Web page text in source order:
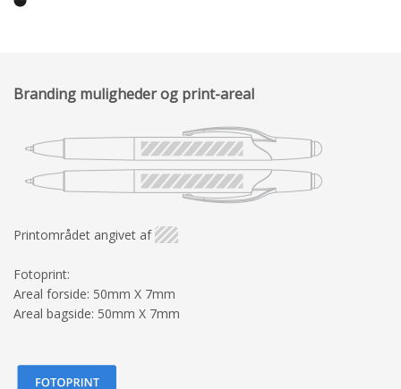
Branding muligheder og print-areal
Printområdet angivet af
Fotoprint:
Areal forside: 50mm X 7mm
Areal bagside: 50mm X 7mm